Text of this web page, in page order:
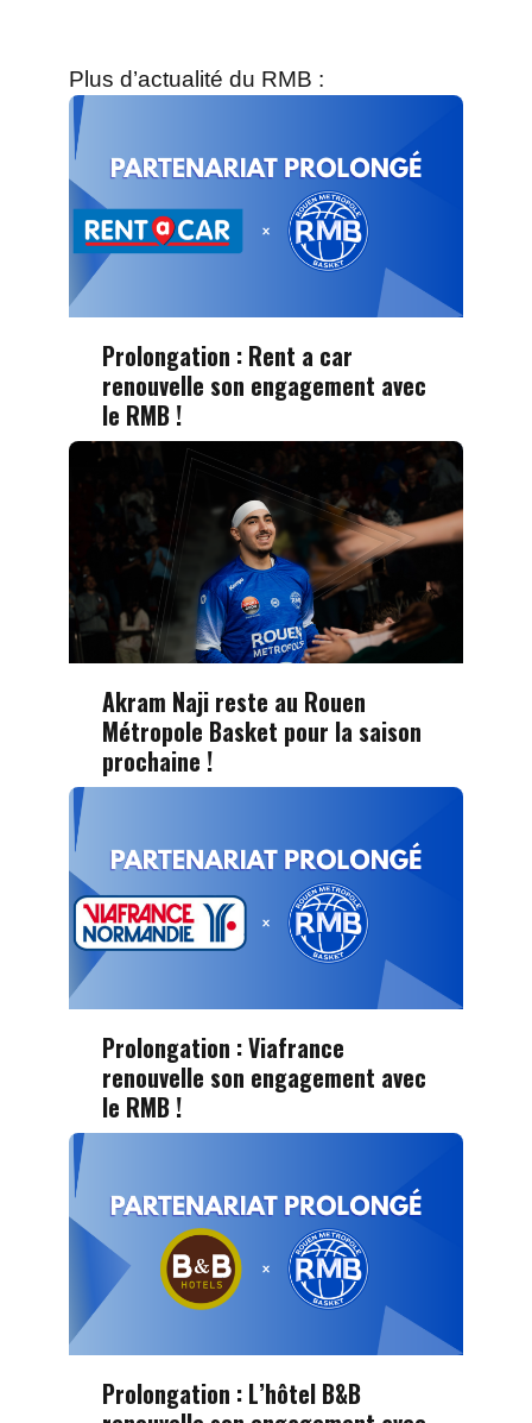
Plus d’actualité du RMB :
Prolongation : Rent a car
renouvelle son engagement avec
le RMB !
Akram Naji reste au Rouen
Métropole Basket pour la saison
prochaine !
Prolongation : Viafrance
renouvelle son engagement avec
le RMB !
Prolongation : L’hôtel B&B